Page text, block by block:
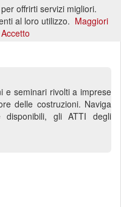
e seminari rivolti a imprese
delle costruzioni. Naviga
disponibili, gli ATTI degli
offrirti servizi migliori.
al loro utilizzo. Maggiori
Accetto